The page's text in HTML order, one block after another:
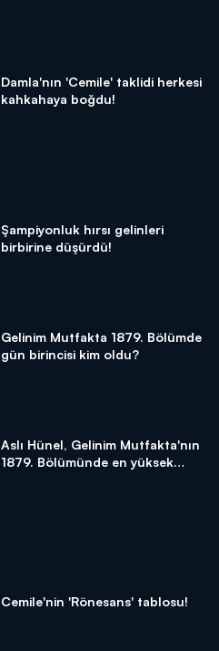
Damla'nın 'Cemile' taklidi herkesi
kahkahaya boğdu!
Şampiyonluk hırsı gelinleri
birbirine düşürdü!
Gelinim Mutfakta 1879. Bölümde
gün birincisi kim oldu?
Aslı Hünel, Gelinim Mutfakta'nın
1879. Bölümünde en yüksek
Cemile'nin 'Rönesans' tablosu!